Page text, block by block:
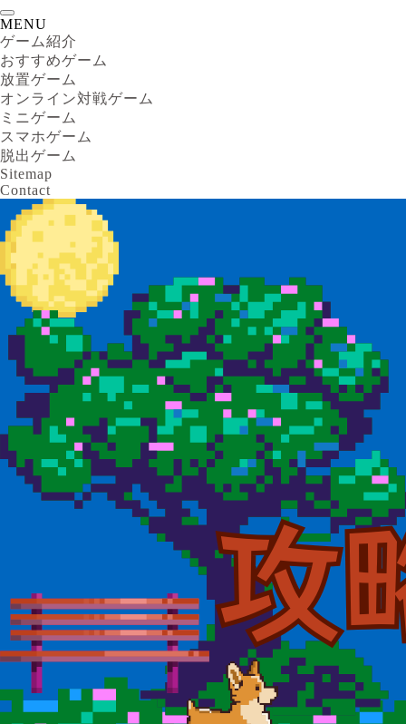
MENU
ゲーム紹介
おすすめゲーム
放置ゲーム
オンライン対戦ゲーム
ミニゲーム
スマホゲーム
脱出ゲーム
Sitemap
Contact